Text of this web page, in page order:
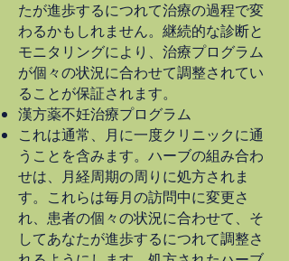
たが進歩するにつれて治療の過程で変
わるかもしれません。継続的な診断と
モニタリングにより、治療プログラム
が個々の状況に合わせて調整されてい
ることが保証されます。
漢方薬不妊治療プログラム
これは通常、月に一度クリニックに通
うことを含みます。ハーブの組み合わ
せは、月経周期の周りに処方されま
す。これらは毎月の訪問中に変更さ
れ、患者の個々の状況に合わせて、そ
してあなたが進歩するにつれて調整さ